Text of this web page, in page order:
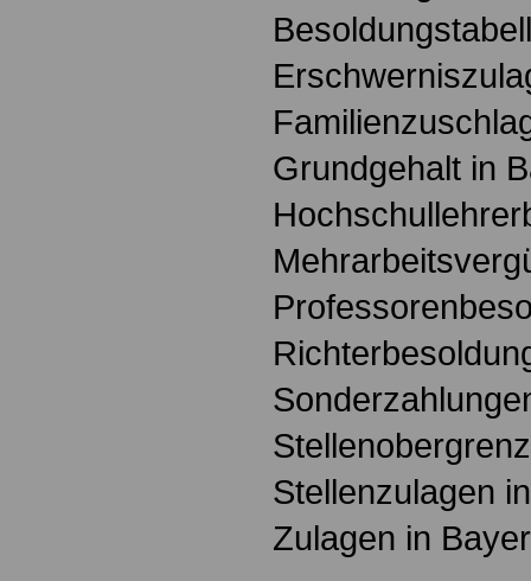
Grundgehalt in
Stellenzulagen
Zulagen in